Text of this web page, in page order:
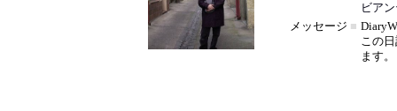
ビア
メッセージ ■
この
ます。